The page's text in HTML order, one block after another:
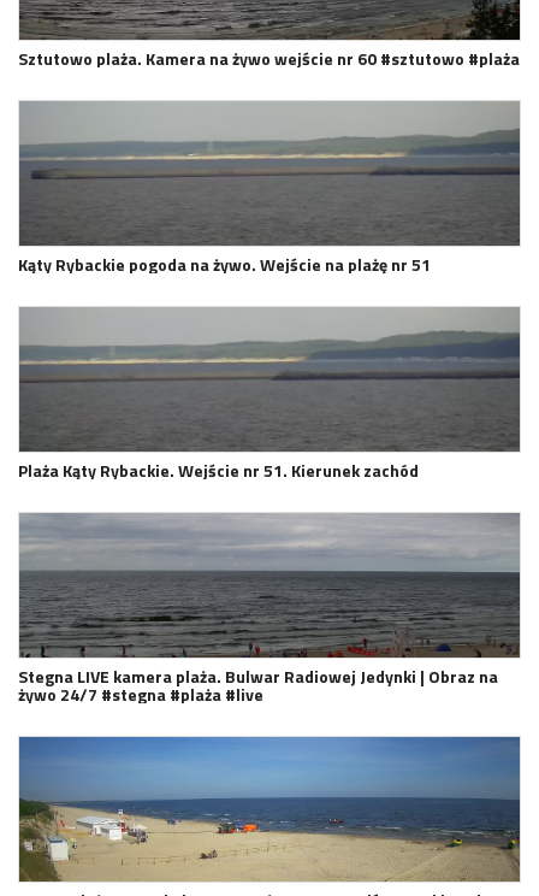
Sztutowo plaża. Kamera na żywo wejście nr 60 #sztutowo #plaża
Kąty Rybackie pogoda na żywo. Wejście na plażę nr 51
Plaża Kąty Rybackie. Wejście nr 51. Kierunek zachód
Stegna LIVE kamera plaża. Bulwar Radiowej Jedynki | Obraz na
żywo 24/7 #stegna #plaża #live